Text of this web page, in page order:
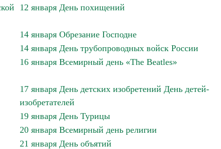
12 января День похищений
14 января Обрезание Господне
14 января День трубопроводных войск России
16 января Всемирный день «The Beatles»
17 января День детских изобретений День детей-
изобретателей
19 января День Турицы
20 января Всемирный день религии
21 января День объятий